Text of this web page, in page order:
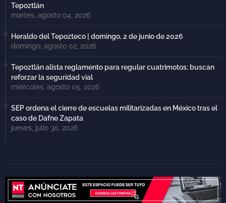
Tepoztlán
martes, agosto 04, 2026
Heraldo del Tepozteco | domingo, 2 de junio de 2026
domingo, agosto 02, 2026
Tepoztlán alista reglamento para regular cuatrimotos; buscan
reforzar la seguridad vial
miércoles, agosto 05, 2026
SEP ordena el cierre de escuelas militarizadas en México tras el
caso de Dafne Zapata
jueves, julio 30, 2026